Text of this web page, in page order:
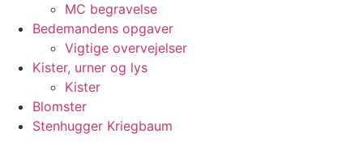
MC begravelse
Bedemandens opgaver
Vigtige overvejelser
Kister, urner og lys
Kister
Blomster
Stenhugger Kriegbaum